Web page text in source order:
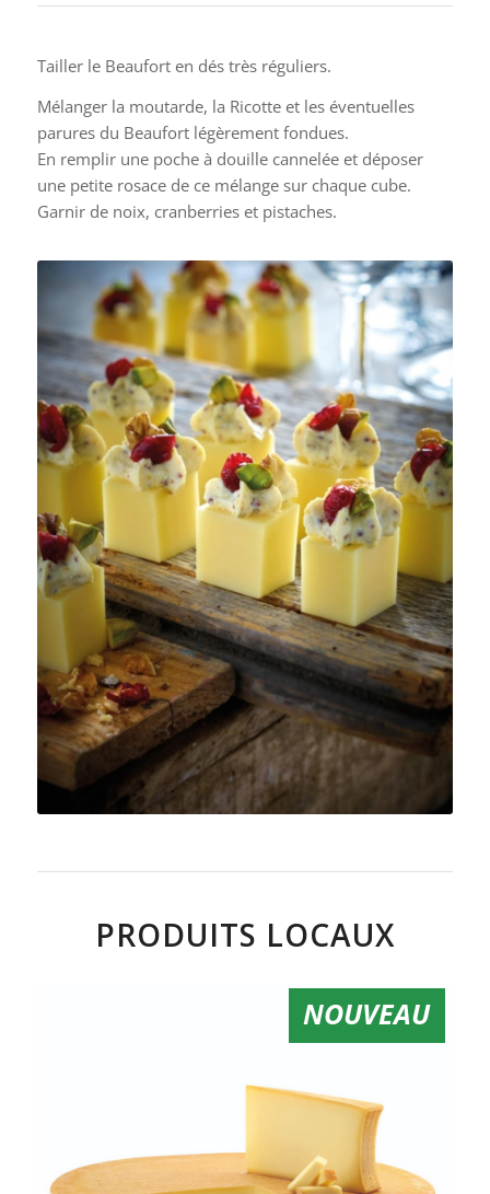
Tailler le Beaufort en dés très réguliers.
Mélanger la moutarde, la Ricotte et les éventuelles
parures du Beaufort légèrement fondues.
En remplir une poche à douille cannelée et déposer
une petite rosace de ce mélange sur chaque cube.
Garnir de noix, cranberries et pistaches.
PRODUITS LOCAUX
NOUVEAU